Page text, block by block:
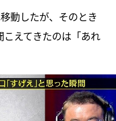
動したが、そのとき
こえてきたのは「あれ